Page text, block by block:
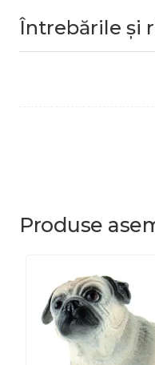
Întrebările și
Produse